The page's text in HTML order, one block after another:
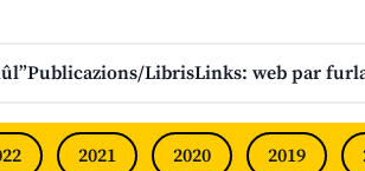
Publicazions/LibrisLinks: web par
2021 2020 2019